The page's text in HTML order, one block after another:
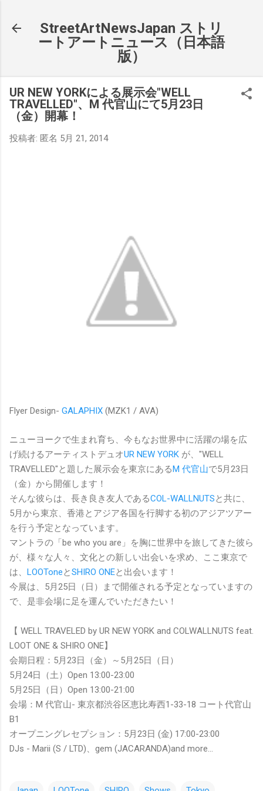
StreetArtNewsJapan ストリ
ートアートニュース（日本語
版）
UR NEW YORKによる展示会"WELL
TRAVELLED"、M 代官山にて5月23日
（金）開幕！
投稿者: 匿名 5月 21, 2014
Flyer Design- GALAPHIX (MZK1 / AVA)
ニューヨークで生まれ育ち、今もなお世界中に活躍の場を広
げ続けるアーティストデュオUR NEW YORK が、"WELL
TRAVELLED"と題した展示会を東京にあるM 代官山で5月23日
（金）から開催します！
そんな彼らは、長き良き友人であるCOL-WALLNUTSと共に、
5月から東京、香港とアジア各国を行脚する初のアジアツアー
を行う予定となっています。
マントラの「be who you are」を胸に世界中を旅してきた彼ら
が、様々な人々、文化との新しい出会いを求め、ここ東京で
は、 LOOToneとSHIRO ONEと出会います！
今展は、5月25日（日）まで開催される予定となっていますの
で、是非会場に足を運んでいただきたい！
【 WELL TRAVELED by UR NEW YORK and COLWALLNUTS feat.
LOOT ONE & SHIRO ONE】
会期日程：5月23日（金）～5月25日（日）
5月24日（土）Open 13:00-23:00
5月25日（日）Open 13:00-21:00
会場：M 代官山- 東京都渋谷区恵比寿西1-33-18 コート代官山
B1
オープニングレセプション：5月23日 (金) 17:00-23:00
DJs - Marii (S / LTD)、gem (JACARANDA)and more...